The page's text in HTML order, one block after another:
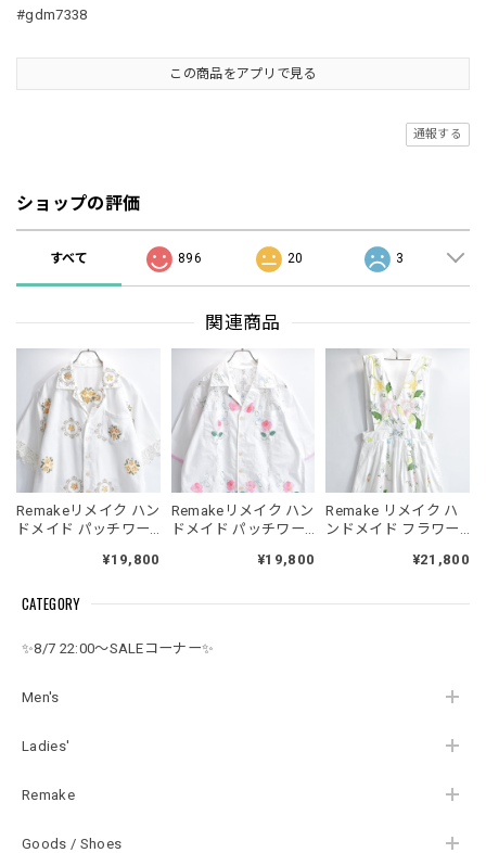
CATEGORY
✨8/7 22:00～SALEコーナー✨
Men's
Ladies'
Remake
Goods / Shoes
#gdm7338
この商品をアプリで見る
通報する
ショップの評価
すべて 896 20 3
関連商品
Remakeリメイク ハン
ドメイド パッチワー
テッチ 刺繍 デザイン
ープンカラー シャツ
ト 再構築 メンズL～
相当 レディースXL相
¥19,800
Remakeリメイク ハン
ドメイド パッチワー
繍 デザイン オープン
襟 オフホワイト 再構
ディースXL相当
¥19,800
Remake リメイク ハ
ンドメイド フラワー
ーク デザイン エプロ
スカ オールインワン
¥21,800